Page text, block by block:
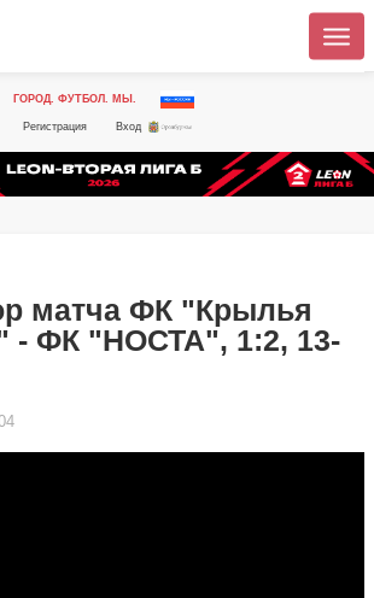
ГОРОД. ФУТБОЛ. МЫ.
Регистрация Вход
матча ФК "Крылья
- ФК "НОСТА", 1:2, 13-